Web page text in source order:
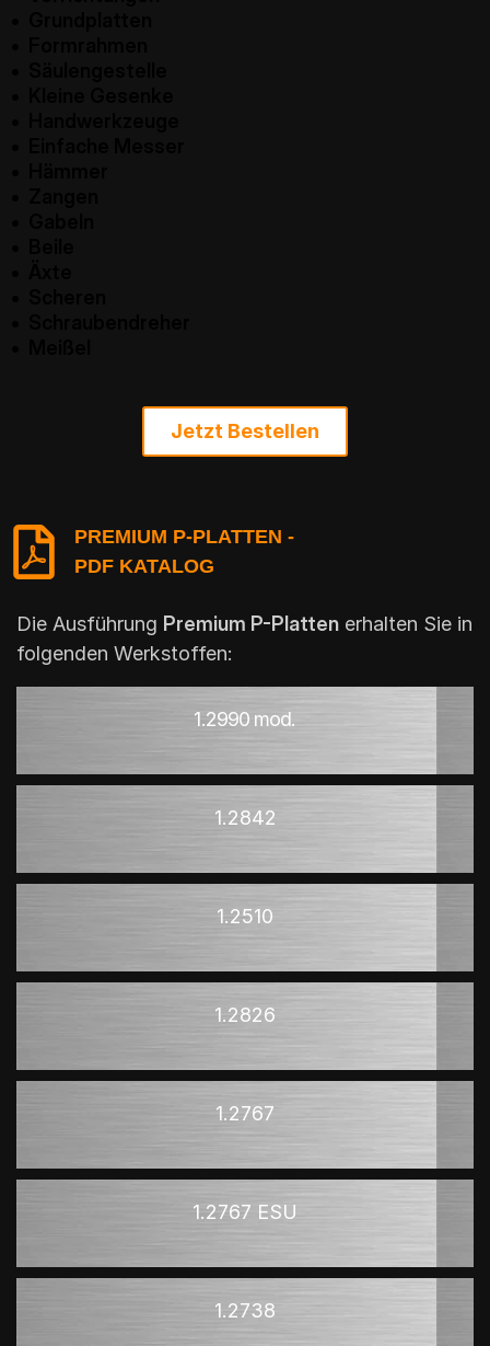
Jetzt Bestellen
PREMIUM P-PLATTEN -
PDF KATALOG
Die Ausführung Premium P-Platten erhalten Sie in
folgenden Werkstoffen:
1.2990 mod.
1.2842
1.2510
1.2826
1.2767
1.2767 ESU
1.2738